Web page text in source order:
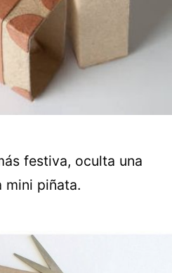
festiva, oculta una
mini piñata.